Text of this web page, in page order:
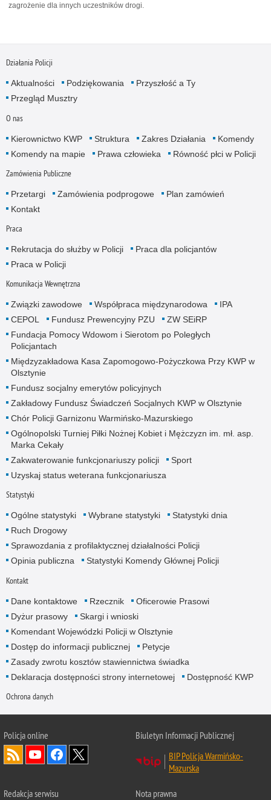
zagrożenie dla innych uczestników drogi.
Działania Policji
Aktualności Podziękowania
Przyszłość a Ty
Przegląd Musztry
O nas
Kierownictwo KWP Struktura Zakres Działania
Komendy
Komendy na mapie
Prawa człowieka Równość płci w Policji
Zamówienia Publiczne
Przetargi Zamówienia podprogowe
Plan zamówień
Kontakt
Praca
Rekrutacja do służby w Policji
Praca dla policjantów
Praca w Policji
Komunikacja Wewnętrzna
Związki zawodowe Współpraca międzynarodowa
IPA
CEPOL
Fundusz Prewencyjny PZU
ZW SEiRP
Fundacja Pomocy Wdowom i Sierotom po Poległych
Policjantach
Międzyzakładowa Kasa Zapomogowo-Pożyczkowa Przy KWP w
Olsztynie
Fundusz socjalny emerytów policyjnych
Zakładowy Fundusz Świadczeń Socjalnych KWP w Olsztynie
Chór Policji Garnizonu Warmińsko-Mazurskiego
Ogólnopolski Turniej Piłki Nożnej Kobiet i Mężczyzn im. mł. asp.
Marka Cekały
Zakwaterowanie funkcjonariuszy policji
Sport
Uzyskaj status weterana funkcjonariusza
Statystyki
Ogólne statystyki Wybrane statystyki
Statystyki dnia
Ruch Drogowy
Sprawozdania z profilaktycznej działalności Policji
Opinia publiczna
Statystyki Komendy Głównej Policji
Kontakt
Dane kontaktowe Rzecznik
Oficerowie Prasowi
Dyżur prasowy
Skargi i wnioski
Komendant Wojewódzki Policji w Olsztynie
Dostęp do informacji publicznej
Petycje
Zasady zwrotu kosztów stawiennictwa świadka
Deklaracja dostępności strony internetowej
Dostępność KWP
Ochrona danych
Policja online
Biuletyn Informacji Publicznej
BIP Policja Warmińsko-
Mazurska
Redakcja serwisu Nota prawna